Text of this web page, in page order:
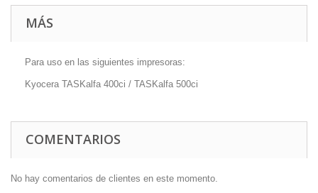
MÁS
Para uso en las siguientes impresoras:
Kyocera TASKalfa 400ci / TASKalfa 500ci
COMENTARIOS
No hay comentarios de clientes en este momento.